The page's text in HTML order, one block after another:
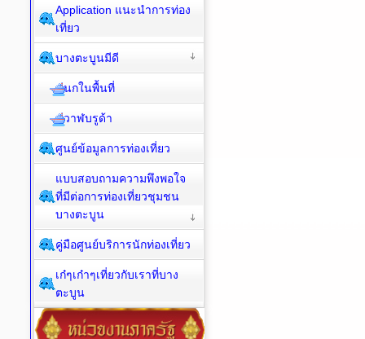
Application แนะนำการท่อง
เที่ยว
บางตะบูนมีดี
นกในพื้นที่
วาฬบรูด้า
ศูนย์ข้อมูลการท่องเที่ยว
แบบสอบถามความพึงพอใจ
ที่มีต่อการท่องเที่ยวชุมชน
บางตะบูน
คู่มือศูนย์บริการนักท่องเที่ยว
เก๋ๆเก๋าๆเที่ยวกับเราที่บาง
ตะบูน